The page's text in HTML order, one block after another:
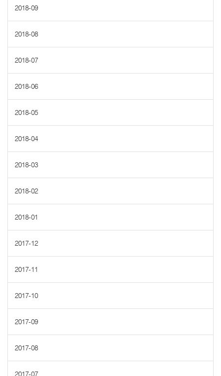
2018-09
2018-08
2018-07
2018-06
2018-05
2018-04
2018-03
2018-02
2018-01
2017-12
2017-11
2017-10
2017-09
2017-08
2017-07